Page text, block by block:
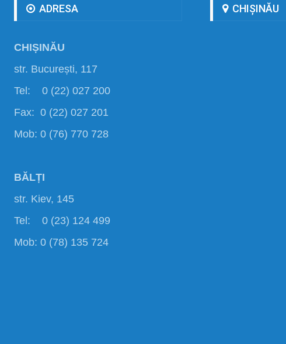
ADRESA
CHIȘINĂU
str. București, 117
Tel: 0 (22) 027 200
Fax: 0 (22) 027 201
Mob: 0 (76) 770 728
BĂLȚI
str. Kiev, 145
Tel: 0 (23) 124 499
Mob: 0 (78) 135 724
CHIȘINĂU